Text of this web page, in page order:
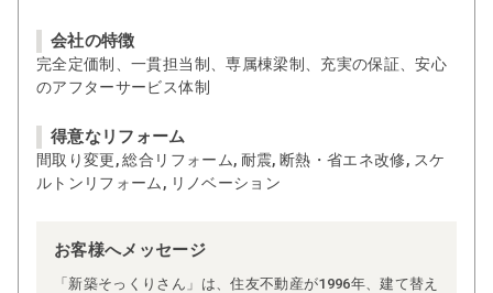
会社の特徴
完全定価制、一貫担当制、専属棟梁制、充実の保証、安心
のアフターサービス体制
得意なリフォーム
間取り変更, 総合リフォーム, 耐震, 断熱・省エネ改修, スケ
ルトンリフォーム, リノベーション
お客様へメッセージ
「新築そっくりさん」は、住友不動産が1996年、建て替え